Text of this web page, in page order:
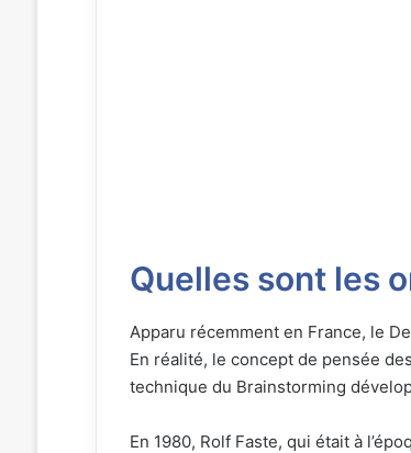
Quelles sont les
Apparu récemment en France, le
En réalité, le concept de pensée
technique du Brainstorming
En 1980, Rolf Faste, qui était à